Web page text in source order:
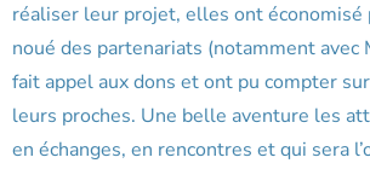
réaliser leur projet, elles ont économisé
noué des partenariats (notamment avec
fait appel aux dons et ont pu compter
leurs proches. Une belle aventure les
en échanges, en rencontres et qui sera